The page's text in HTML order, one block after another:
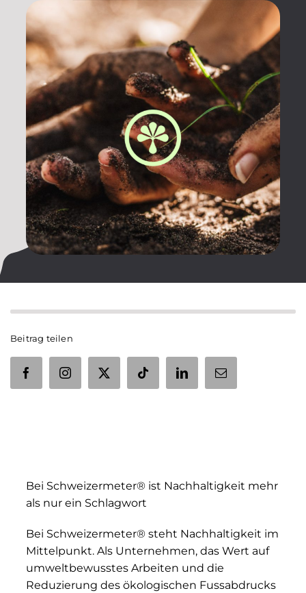
Kontakt
Beitrag teilen
Bei Schweizermeter® ist Nachhaltigkeit mehr
als nur ein Schlagwort
Bei Schweizermeter® steht Nachhaltigkeit im
Mittelpunkt. Als Unternehmen, das Wert auf
umweltbewusstes Arbeiten und die
Reduzierung des ökologischen Fussabdrucks